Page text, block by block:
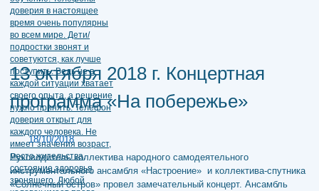
13 октября 2018 г. Концертная
программа «На побережье»
18/10/2018
Руководитель коллектива народного самодеятельного
инструментального ансамбля «Настроение» и коллектива-спутника
«Солнечный остров» провел замечательный концерт. Ансамбль